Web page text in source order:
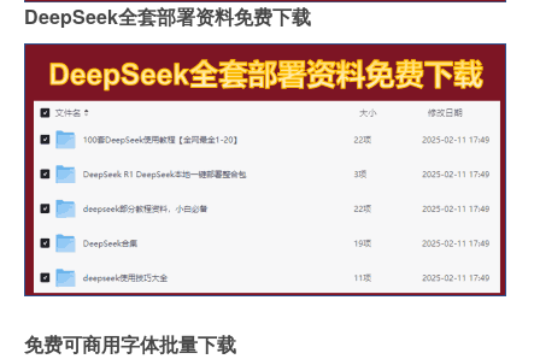
DeepSeek全套部署资料免费下载
免费可商用字体批量下载